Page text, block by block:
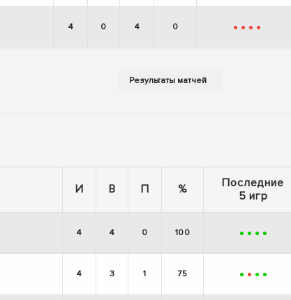
4 0 4 0 - - - -
И В П %
Последние
5 игр
4 4 0 100 + + + +
4 3 1 75 + - + +